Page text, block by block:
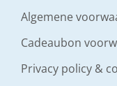
Algemene
Cadeaubon
Privacy policy &